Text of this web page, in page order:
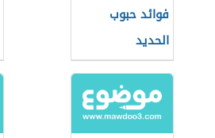
فوائد حبوب
الحديد